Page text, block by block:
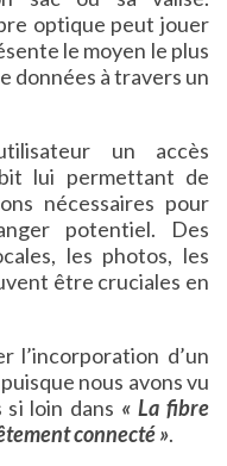
optique peut jouer
le moyen le plus
données à travers un
un accès
lui permettant de
nécessaires pour
potentiel. Des
les photos, les
être cruciales en
l’incorporation d’un
nous avons vu
si loin dans « La fibre
connecté ».